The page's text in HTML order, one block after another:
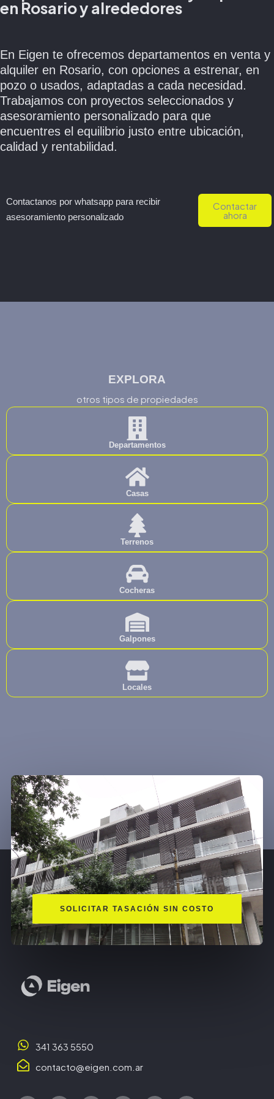
en Rosario y alrededores
En Eigen te ofrecemos departamentos en venta y
alquiler en Rosario, con opciones a estrenar, en
pozo o usados, adaptadas a cada necesidad.
Trabajamos con proyectos seleccionados y
asesoramiento personalizado para que
encuentres el equilibrio justo entre ubicación,
calidad y rentabilidad.
Contactanos por whatsapp para recibir
asesoramiento personalizado
Contactar
ahora
EXPLORA
otros tipos de propiedades
Departamentos
Casas
Terrenos
Cocheras
Galpones
Locales
SOLICITAR TASACIÓN SIN COSTO
341 363 5550
contacto@eigen.com.ar